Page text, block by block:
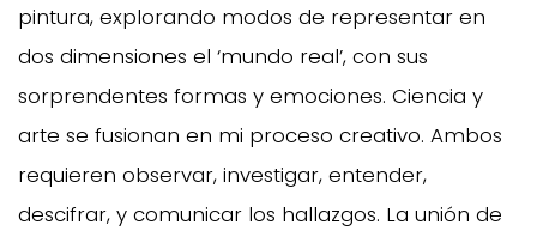
pintura, explorando modos de representar en
dos dimensiones el ‘mundo real’, con sus
sorprendentes formas y emociones. Ciencia y
arte se fusionan en mi proceso creativo. Ambos
requieren observar, investigar, entender,
descifrar, y comunicar los hallazgos. La unión de